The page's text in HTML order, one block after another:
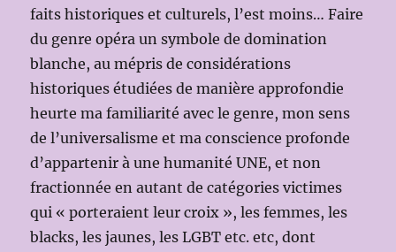
faits historiques et culturels, l’est moins… Faire
du genre opéra un symbole de domination
blanche, au mépris de considérations
historiques étudiées de manière approfondie
heurte ma familiarité avec le genre, mon sens
de l’universalisme et ma conscience profonde
d’appartenir à une humanité UNE, et non
fractionnée en autant de catégories victimes
qui « porteraient leur croix », les femmes, les
blacks, les jaunes, les LGBT etc. etc, dont